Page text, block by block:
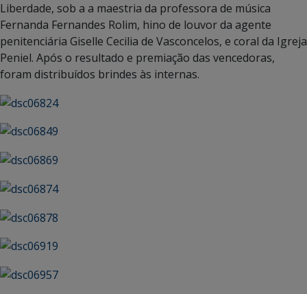
Liberdade, sob a a maestria da professora de música
Fernanda Fernandes Rolim, hino de louvor da agente
penitenciária Giselle Cecilia de Vasconcelos, e coral da Igreja
Peniel. Após o resultado e premiação das vencedoras,
foram distribuídos brindes às internas.